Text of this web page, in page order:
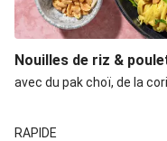
Nouilles de riz &
avec du pak choï, de la
RAPIDE